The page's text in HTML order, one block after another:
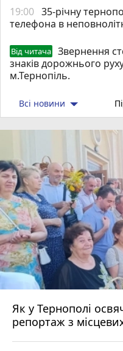
19:00 35-річну
телефона в
Від читача
Звернення
знаків дорожнього
м.Тернопіль.
Всі новини
Як у Тернополі
репортаж з